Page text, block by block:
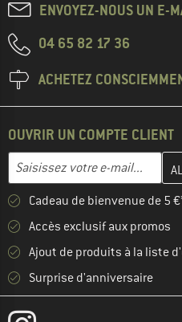
ENVOYEZ-NOUS UN E-
04 65 82 17 36
ACHETEZ
OUVRIR UN COMPTE CLIENT
Adresse e-mail
Entrez votre adresse e-mail ici
Cadeau de bienvenue de 5
Accès exclusif aux promos
Ajout de produits à la liste
Surprise d'anniversaire